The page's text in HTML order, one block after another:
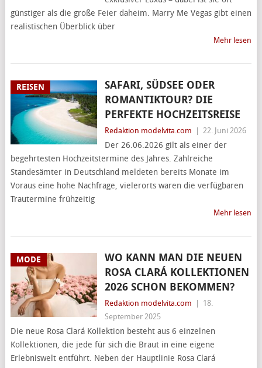
günstiger als die große Feier daheim. Marry Me Vegas gibt einen
realistischen Überblick über
Mehr lesen
REISEN
SAFARI, SÜDSEE ODER
ROMANTIKTOUR? DIE
PERFEKTE HOCHZEITSREISE
Redaktion modelvita.com 22. Juni 2026
Der 26.06.2026 gilt als einer der
begehrtesten Hochzeitstermine des Jahres. Zahlreiche
Standesämter in Deutschland meldeten bereits Monate im
Voraus eine hohe Nachfrage, vielerorts waren die verfügbaren
Trautermine frühzeitig
Mehr lesen
MODE
WO KANN MAN DIE NEUEN
ROSA CLARÁ KOLLEKTIONEN
2026 SCHON BEKOMMEN?
Redaktion modelvita.com
18.
September 2025
Die neue Rosa Clará Kollektion besteht aus 6 einzelnen
Kollektionen, die jede für sich die Braut in eine eigene
Erlebniswelt entführt. Neben der Hauptlinie Rosa Clará